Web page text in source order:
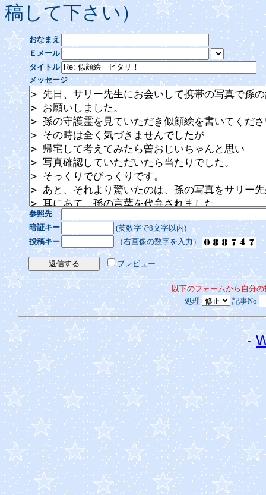
稿して下さい）
おなまえ
Ｅメール
タイトル
メッセージ
参照先
暗証キー
(英数字で8文字以内)
投稿キー
（右画像の数字を入力）
プレビュー
- 以下のフォームから自分
処理
記事No
-